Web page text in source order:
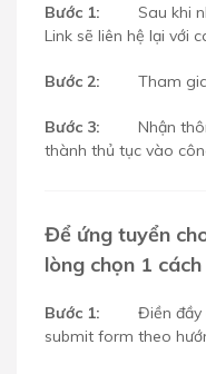
Bước 1:
Sau khi
Link sẽ liên hệ lại với
Bước 2: Tham
Bước 3:
Nhận
thành thủ tục vào
Để ứng tuyển
lòng chọn 1
Bước 1:
Điền đầy
submit form theo